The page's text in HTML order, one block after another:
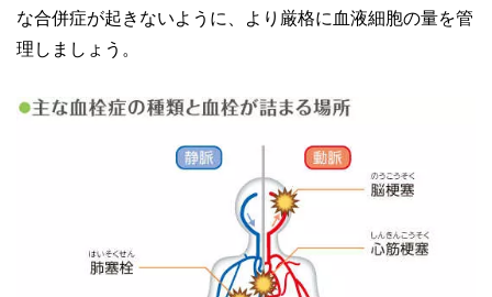
な合併症が起きないように、より厳格に血液細胞の量を管
理しましょう。